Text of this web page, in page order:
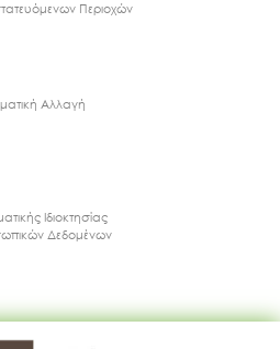
Περιοχών
Αλλαγή
Ιδιοκτησίας
Δεδομένων